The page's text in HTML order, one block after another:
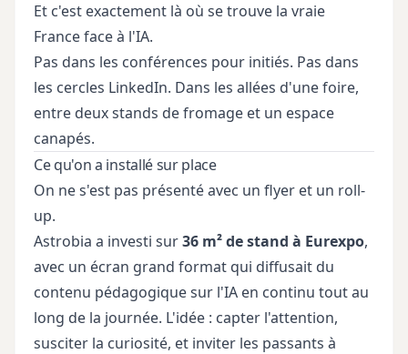
Et c'est exactement là où se trouve la vraie
France face à l'IA.
Pas dans les conférences pour initiés. Pas dans
les cercles LinkedIn. Dans les allées d'une foire,
entre deux stands de fromage et un espace
canapés.
Ce qu'on a installé sur place
On ne s'est pas présenté avec un flyer et un roll-
up.
Astrobia a investi sur36 m² de stand à Eurexpo,
avec un écran grand format qui diffusait du
contenu pédagogique sur l'IA en continu tout au
long de la journée. L'idée : capter l'attention,
susciter la curiosité, et inviter les passants à